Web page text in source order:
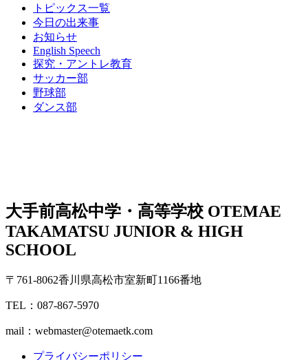
トピックス一覧
今日の出来事
お知らせ
English Speech
探究・アントレ教育
サッカー部
野球部
ダンス部
大手前高松中学・高等学校 OTEMAE
TAKAMATSU JUNIOR & HIGH
SCHOOL
〒761-8062香川県高松市室新町1166番地
TEL：087-867-5970
mail：webmaster@otemaetk.com
プライバシーポリシー